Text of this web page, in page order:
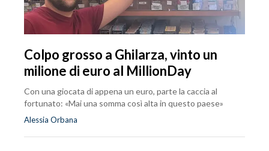
Colpo grosso a Ghilarza, vinto un
milione di euro al MillionDay
Con una giocata di appena un euro, parte la caccia al
fortunato: «Mai una somma così alta in questo paese»
Alessia Orbana